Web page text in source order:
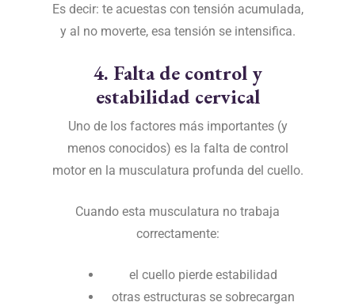
Es decir: te acuestas con tensión acumulada,
y al no moverte, esa tensión se intensifica.
4. Falta de control y
estabilidad cervical
Uno de los factores más importantes (y
menos conocidos) es la falta de control
motor en la musculatura profunda del cuello.
Cuando esta musculatura no trabaja
correctamente:
el cuello pierde estabilidad
otras estructuras se sobrecargan